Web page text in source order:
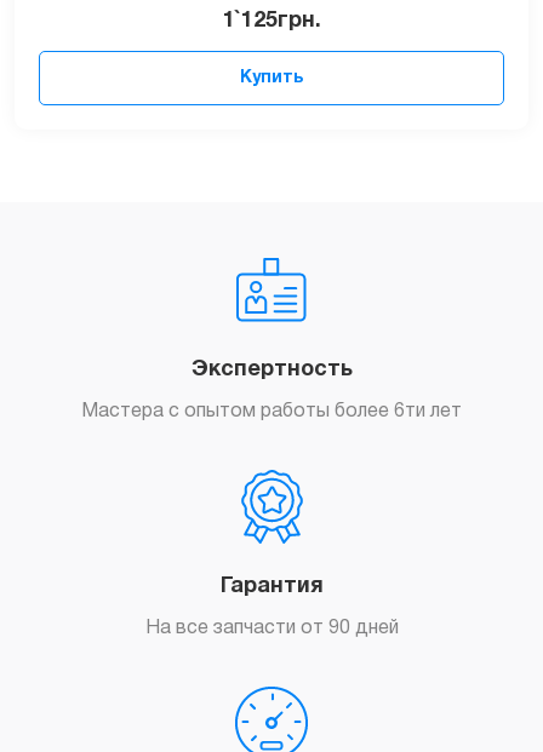
1`125грн.
Купить
Экспертность
Мастера с опытом работы более 6ти лет
Гарантия
На все запчасти от 90 дней